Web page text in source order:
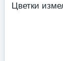
Цветки